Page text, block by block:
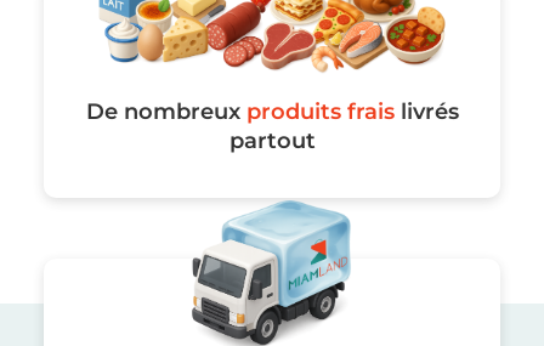
De nombreux produits fraislivrés
partout